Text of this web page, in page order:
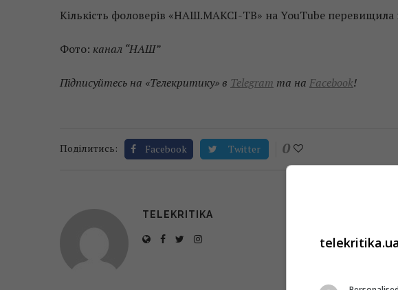
Кількість фоловерів «НАШ.МАКСІ-ТВ» на YouTube перевищила
Фото: канал “НАШ”
Підписуйтесь на «Телекритику» в Telegram та на Facebook!
Поділитись: Facebook Twitter 0
TELEKRITIKA